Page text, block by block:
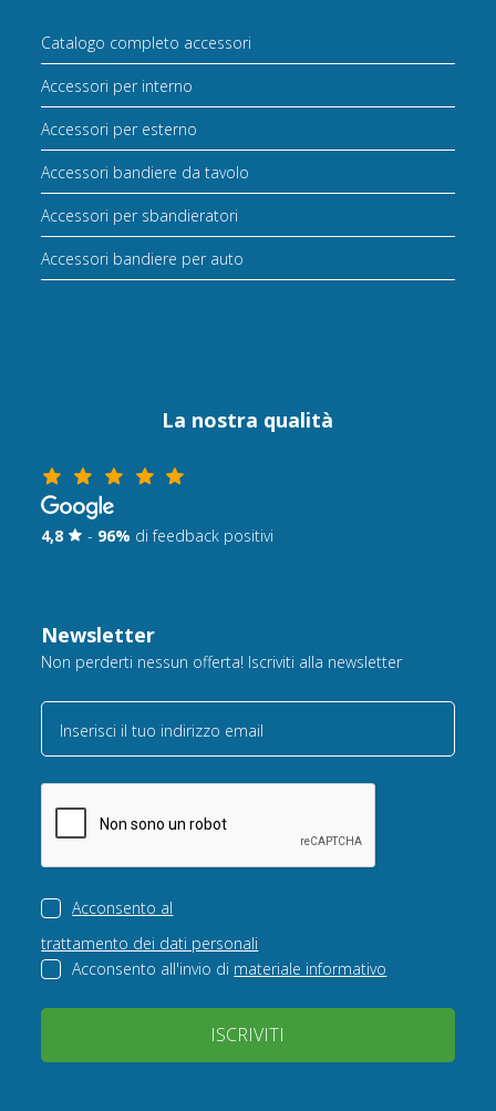
Catalogo completo accessori
Accessori per interno
Accessori per esterno
Accessori bandiere da tavolo
Accessori per sbandieratori
Accessori bandiere per auto
La nostra qualità
4,8 - 96% di feedback positivi
Newsletter
Non perderti nessun offerta! Iscriviti alla newsletter
Inserisci il tuo indirizzo email
Acconsento al
trattamento dei dati personali
Acconsento all'invio di materiale informativo
ISCRIVITI